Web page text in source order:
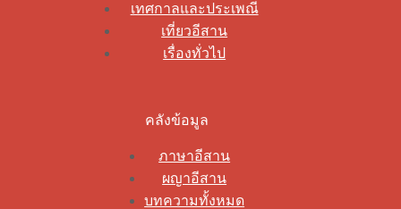
เทศกาลและประเพณี
เที่ยวอีสาน
เรื่องทั่วไป
คลังข้อมูล
ภาษาอีสาน
ผญาอีสาน
บทความทั้งหมด